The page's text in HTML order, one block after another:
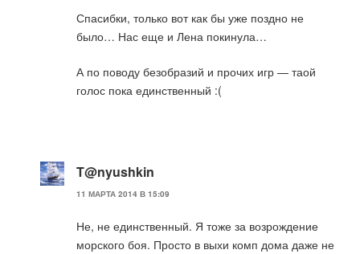
Спасибки, только вот как бы уже поздно не
было… Нас еще и Лена покинула…
А по поводу безобразий и прочих игр — таой
голос пока единственный :(
T@nyushkin
11 МАРТА 2014 В 15:09
Не, не единственный. Я тоже за возрождение
морского боя. Просто в выхи комп дома даже не